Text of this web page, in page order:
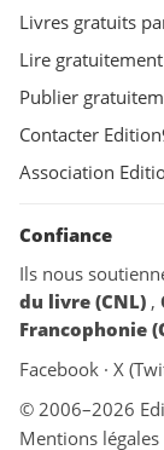
Livres gratuits
Lire
Publier
Contacter
Association
Confiance
Ils nous
du livre (CNL) ,
Francophonie
Facebook · X
© 2006–2026
Mentions